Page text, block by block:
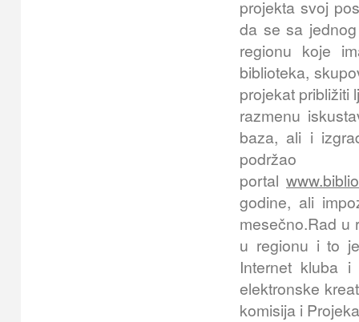
projekta svoj
da se sa
regionu koje
biblioteka,
projekat približiti
razmenu
baza, ali i
portal
godine, ali
mesečno.Rad u
u regionu i to
Internet kluba
elektronske
komisija i